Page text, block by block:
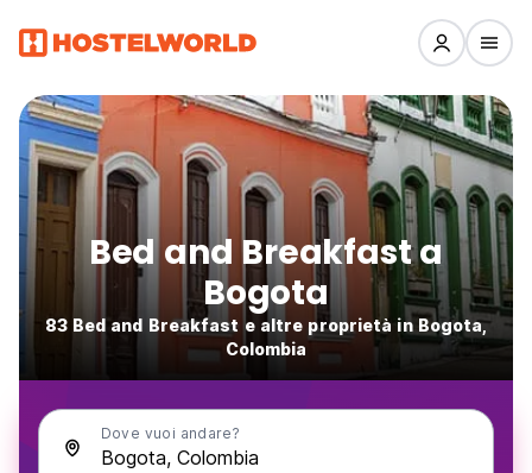
Bed and Breakfast a
Bogota
83 Bed and Breakfast e altre proprietà in Bogota,
Colombia
Dove vuoi andare?